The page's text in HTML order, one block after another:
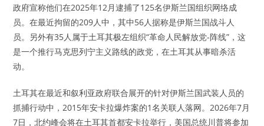
政府宣称他们在2025年12月逮捕了125名伊斯兰国组织网络成
员。在最近拘留的209人中，其中56人据称是伊斯兰国战斗人
员。另外有35人属于土耳其极左组织“革命人民解放党-阵线”，这
是一个推行马克思列宁主义路线的政党，在土耳其从事暗杀活
动。
土耳其在最近和叙利亚政府联合展开的针对伊斯兰国武装人员的
抓捕行动中，2015年安卡拉爆炸案的1名关联人落网。2026年7月
7日，北约峰会将在土耳其首都安卡拉举行，美国总统川普将参加